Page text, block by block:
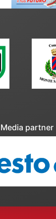
Media partner